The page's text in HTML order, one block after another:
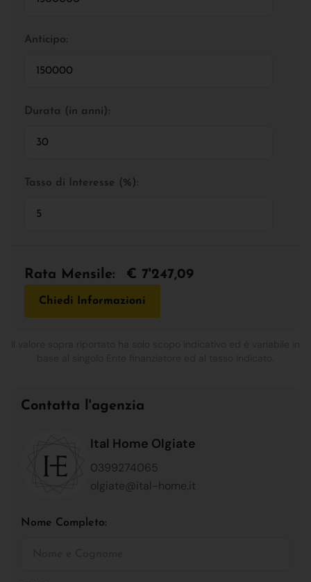
Anticipo:
Durata (in anni):
Tasso di Interesse (%):
Rata Mensile: € 7'247,09
Chiedi Informazioni
Contatta l'agenzia
Ital Home Olgiate
0399274065
olgiate@ital-home.it
Nome Completo: